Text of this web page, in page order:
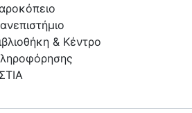
& Κέντρο